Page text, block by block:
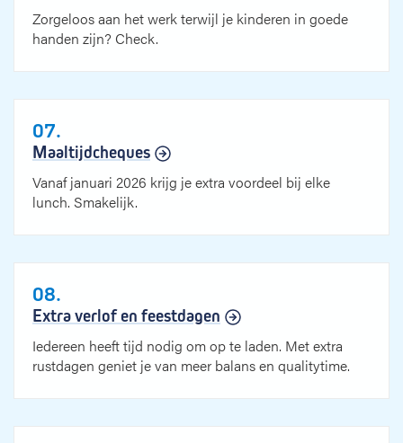
Zorgeloos aan het werk terwijl je kinderen in goede
handen zijn? Check.
07.
Maaltijdcheques
Vanaf januari 2026 krijg je extra voordeel bij elke
lunch. Smakelijk.
08.
Extra verlof en feestdagen
Iedereen heeft tijd nodig om op te laden. Met extra
rustdagen geniet je van meer balans en qualitytime.